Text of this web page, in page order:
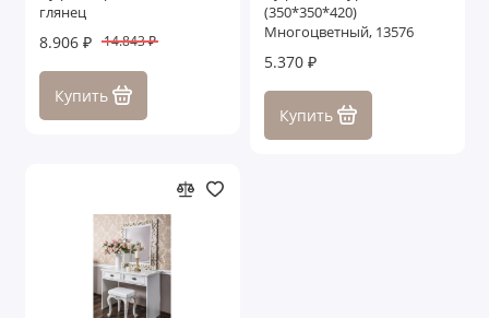
глянец
8.906 ₽ 14.843 ₽
Купить
(350*350*420)
Многоцветный, 13576
5.370 ₽
Купить